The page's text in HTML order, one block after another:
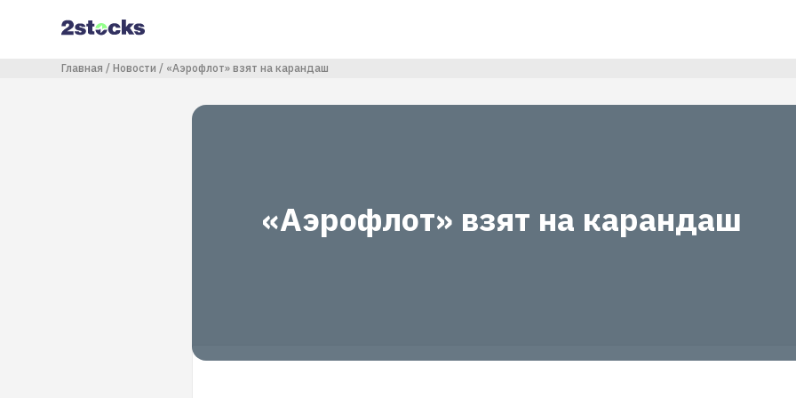
содержанию
Строка навигации
Главная Новости «Аэрофлот» взят на карандаш
«Аэрофлот» взят на карандаш